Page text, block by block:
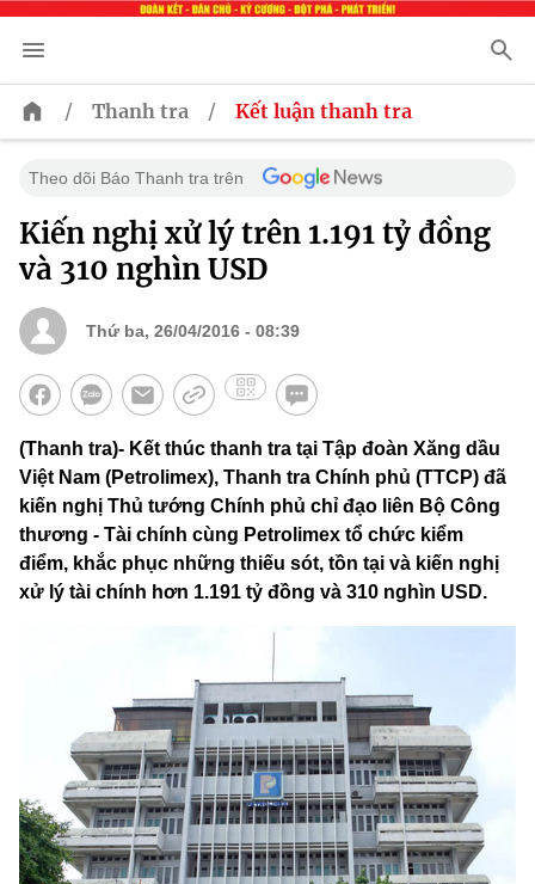
/ Thanh tra / Kết luận thanh tra
Theo dõi Báo Thanh tra trên
Kiến nghị xử lý trên 1.191 tỷ đồng
và 310 nghìn USD
Thứ ba, 26/04/2016 - 08:39
(Thanh tra)- Kết thúc thanh tra tại Tập đoàn Xăng dầu
Việt Nam (Petrolimex), Thanh tra Chính phủ (TTCP) đã
kiến nghị Thủ tướng Chính phủ chỉ đạo liên Bộ Công
thương - Tài chính cùng Petrolimex tổ chức kiểm
điểm, khắc phục những thiếu sót, tồn tại và kiến nghị
xử lý tài chính hơn 1.191 tỷ đồng và 310 nghìn USD.